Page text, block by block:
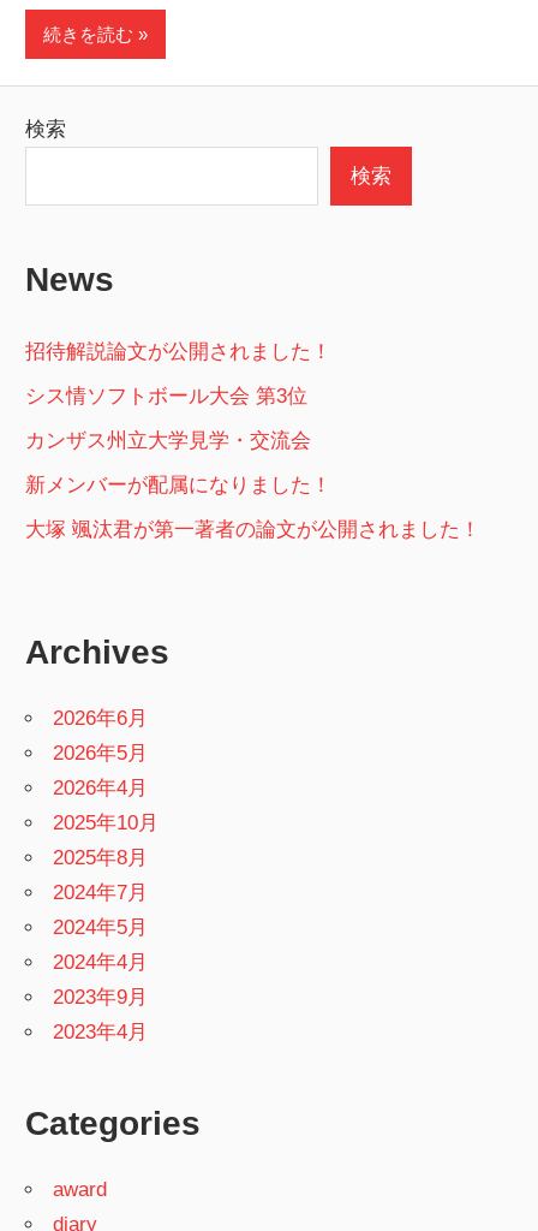
続きを読む
検索
検索
News
招待解説論文が公開されました！
シス情ソフトボール大会 第3位
カンザス州立大学見学・交流会
新メンバーが配属になりました！
大塚 颯汰君が第一著者の論文が公開されました！
Archives
2026年6月
2026年5月
2026年4月
2025年10月
2025年8月
2024年7月
2024年5月
2024年4月
2023年9月
2023年4月
Categories
award
diary